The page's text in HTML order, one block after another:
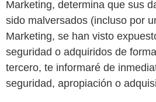
Marketing, determina que sus
sido malversados (incluso por
Marketing, se han visto
seguridad o adquiridos de
tercero, te informaré de
seguridad, apropiación o